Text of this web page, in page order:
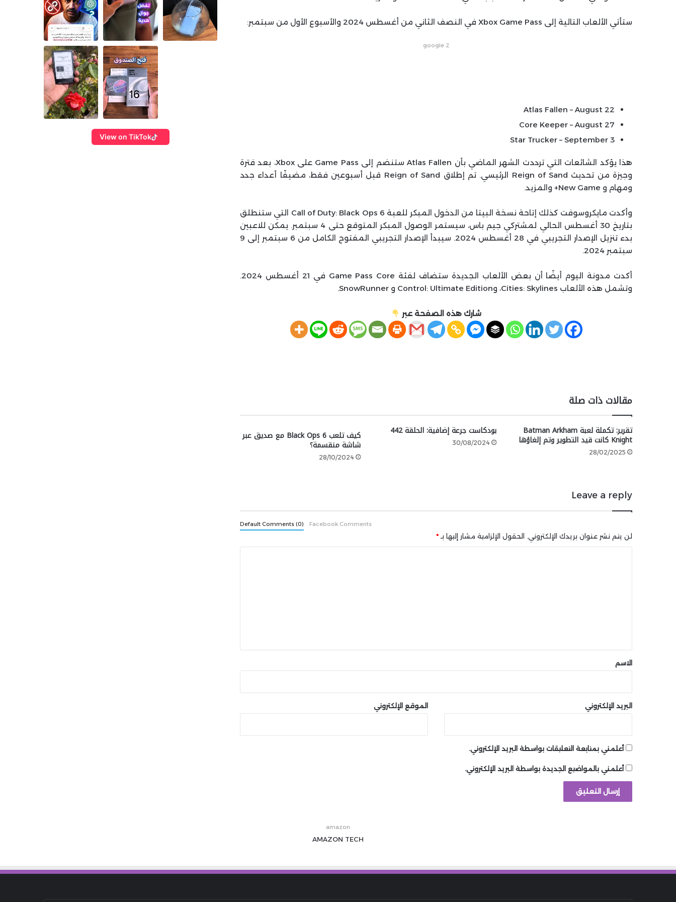
ستأتي الألعاب التالية إلى Xbox Game Pass في النصف الثاني من أغسطس 2024 والأسبوع الأول من سبتمبر:
google 2
Atlas Fallen – August 22
Core Keeper – August 27
Star Trucker – September 3
هذا يؤكد الشائعات التي ترددت الشهر الماضي بأن Atlas Fallen ستنضم إلى Game Pass على Xbox، بعد فترة
وجيزة من تحديث Reign of Sand الرئيسي. تم إطلاق Reign of Sand قبل أسبوعين فقط، مضيفًا أعداء جدد
ومهام و New Game+ والمزيد.
وأكدت مايكروسوفت كذلك إتاحة نسخة البيتا من الدخول المبكر للعبة Call of Duty: Black Ops 6 التي ستنطلق
بتاريخ 30 أغسطس الحالي لمشتركي جيم باس، سيستمر الوصول المبكر المتوقع حتى 4 سبتمبر. يمكن للاعبين
بدء تنزيل الإصدار التجريبي في 28 أغسطس 2024. سيبدأ الإصدار التجريبي المفتوح الكامل من 6 سبتمبر إلى 9
سبتمبر 2024.
أكدت مدونة اليوم أيضًا أن بعض الألعاب الجديدة ستضاف لفئة Game Pass Core في 21 أغسطس 2024.
وتشمل هذه الألعاب Cities: Skylines، وControl: Ultimate Edition و SnowRunner.
شارك هذه الصفحة عبر
مقالات ذات صلة
تقرير: تكملة لعبة Batman Arkham
Knight كانت قيد التطوير وتم إلغاؤها
28/02/2025
بودكاست جرعة إضافية: الحلقة 442
30/08/2024
كيف تلعب Black Ops 6 مع صديق عبر
شاشة منقسمة؟
28/10/2024
Leave a reply
Default Comments (0) Facebook Comments
لن يتم نشر عنوان بريدك الإلكتروني. الحقول الإلزامية مشار إليها بـ *
*الاسم
البريد الإلكتروني الموقع الإلكتروني
أعلمني بمتابعة التعليقات بواسطة البريد الإلكتروني.
أعلمني بالمواضيع الجديدة بواسطة البريد الإلكتروني.
View on TikTok
amazon
AMAZON TECH